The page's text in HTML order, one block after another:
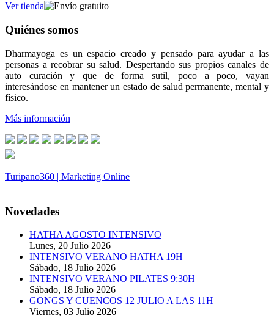
Ver tienda
Quiénes somos
Dharmayoga es un espacio creado y pensado para ayudar a las
personas a recobrar su salud. Despertando sus propios canales de
auto curación y que de forma sutil, poco a poco, vayan
interesándose en mantener un estado de salud permanente, mental y
físico.
Más información
Turipano360 | Marketing Online
Novedades
HATHA AGOSTO INTENSIVO
Lunes, 20 Julio 2026
INTENSIVO VERANO HATHA 19H
Sábado, 18 Julio 2026
INTENSIVO VERANO PILATES 9:30H
Sábado, 18 Julio 2026
GONGS Y CUENCOS 12 JULIO A LAS 11H
Viernes, 03 Julio 2026